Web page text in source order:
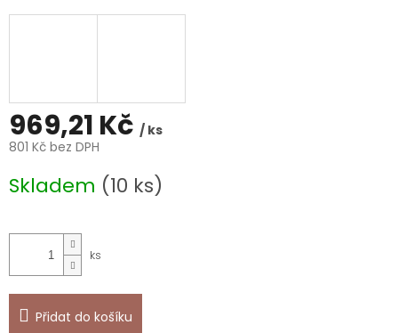
969,21 Kč / ks
801 Kč bez DPH
cena:
Skladem (10 ks)
Přidat do košíku